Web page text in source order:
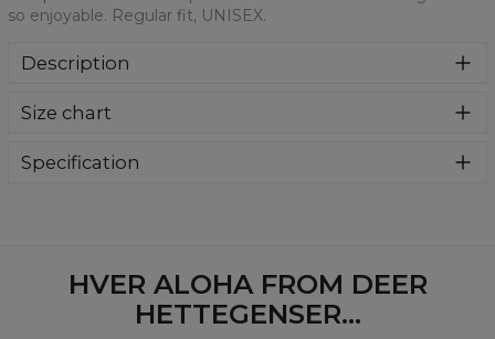
so enjoyable. Regular fit, UNISEX.
Description
bawełny i poliestru z wysokiej jakości nadrukiem z przodu i
długie rękawy. Trwałe, wzmocnione szwy są kolorowe, aby
Size chart
Specification
HVER ALOHA FROM DEER
HETTEGENSER...